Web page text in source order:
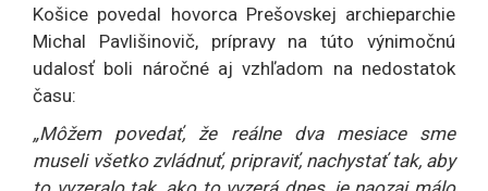
Košice povedal hovorca Prešovskej archieparchie
Michal Pavlišinovič, prípravy na túto výnimočnú
udalosť boli náročné aj vzhľadom na nedostatok
času:
„Môžem povedať, že reálne dva mesiace sme
museli všetko zvládnuť, pripraviť, nachystať tak, aby